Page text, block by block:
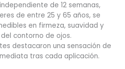
de 12 semanas,
de entre 25 y 65 años, se
en firmeza, suavidad y
contorno de ojos.
destacaron una sensación de
tras cada aplicación.